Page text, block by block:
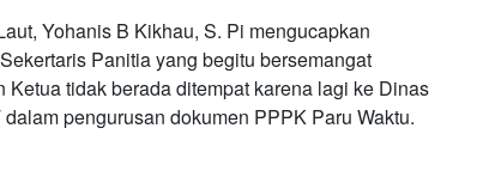
Yohanis B Kikhau, S. Pi mengucapkan
Panitia yang begitu bersemangat
tidak berada ditempat karena lagi ke Dinas
pengurusan dokumen PPPK Paru Waktu.